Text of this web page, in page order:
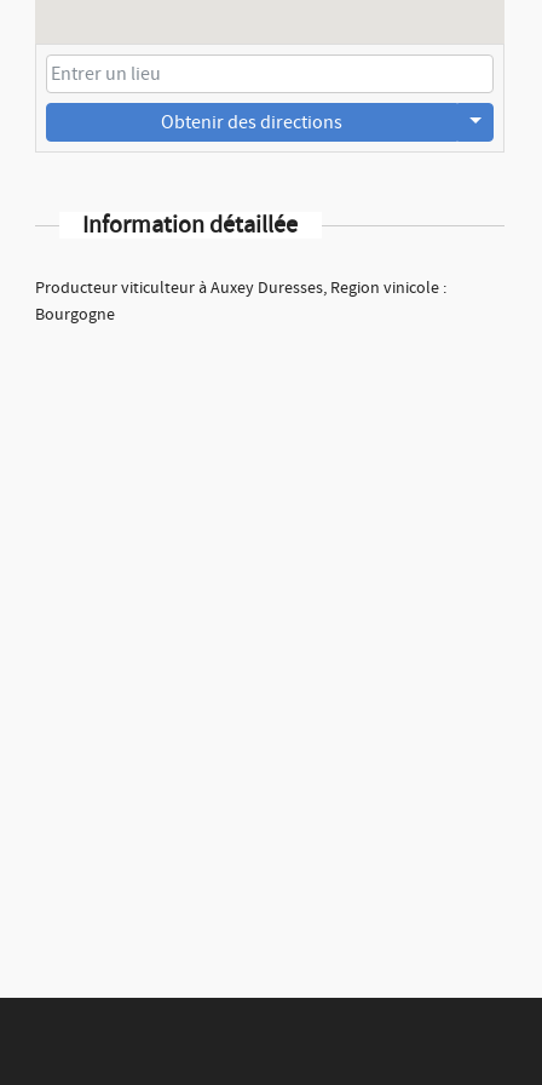
Obtenir des directions
Information détaillée
Producteur viticulteur à Auxey Duresses, Region vinicole :
Bourgogne